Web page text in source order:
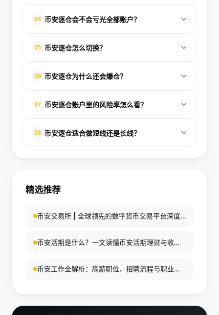
辑。新手更适合从小仓位、低杠杆开始。
Q4 币安逐仓会不会亏光全部账户？
限制在单个仓位内，但若同时存在其他高风险操作，
Q5 币安逐仓怎么切换？
确认后即可切换为逐仓；币安也提示切换后应先确认
Q6 币安逐仓为什么还会爆仓？
制；当保证金不足以覆盖亏损时，仓位仍可能被强
Q7 币安逐仓账户里的风险率怎么看？
归还利息有关，风险率下降时仓位更接近强平。
Q8 币安逐仓适合做短线还是长线？
精选推荐
币安交易所 | 全球领先的数字货币交易平台深度
币安活期是什么？一文读懂币安活期理财与收益
币安工作全解析：高薪职位、招聘流程与职业发